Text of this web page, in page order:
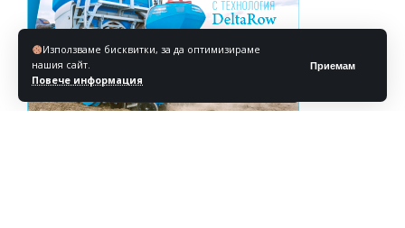
Използваме бисквитки, за да оптимизираме
нашия сайт.
Повече информация
Приемам